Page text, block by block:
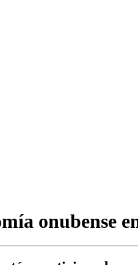
onubense